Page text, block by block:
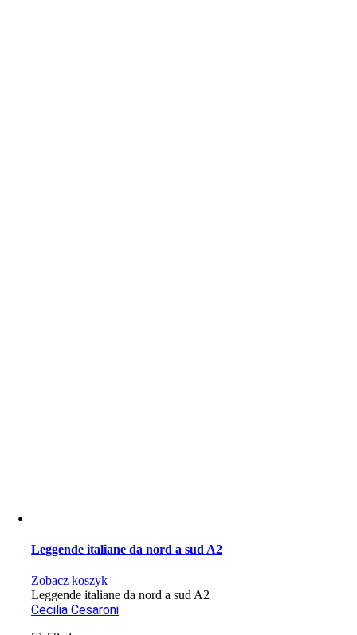
Leggende italiane da nord a sud A2
Zobacz koszyk
Leggende italiane da nord a sud A2
Cecilia Cesaroni